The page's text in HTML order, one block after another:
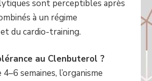
sont perceptibles après
à un régime
du cardio-training.
au Clenbuterol ?
semaines, l’organisme